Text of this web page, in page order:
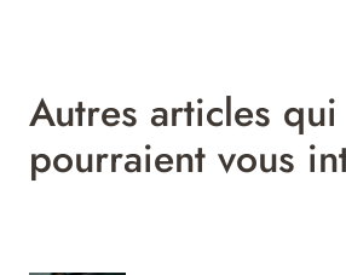
Autres articles qui
pourraient vous